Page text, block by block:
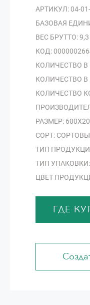
АРТИКУЛ: 04-
БАЗОВАЯ
ВЕС БРУТТО: 9,3
КОД:
КОЛИЧЕСТВО
КОЛИЧЕСТВО В
КОЛИЧЕСТВО
РАЗМЕР:
СОРТ:
ТИП
ТИП
ЦВЕТ
ГДЕ